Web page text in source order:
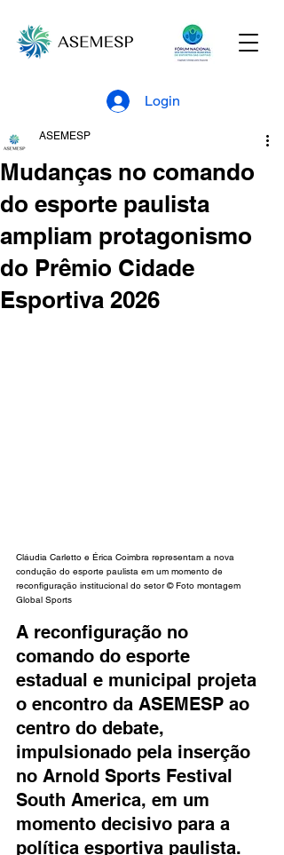
Login
Mudanças no comando
do esporte paulista
ampliam protagonismo
do Prêmio Cidade
Esportiva 2026
ASEMESP
Cláudia Carletto e Érica Coimbra representam a nova
condução do esporte paulista em um momento de
reconfiguração institucional do setor © Foto montagem
Global Sports
A reconfiguração no
comando do esporte
estadual e municipal projeta
o encontro da ASEMESP ao
centro do debate,
impulsionado pela inserção
no Arnold Sports Festival
South America, em um
momento decisivo para a
política esportiva paulista.